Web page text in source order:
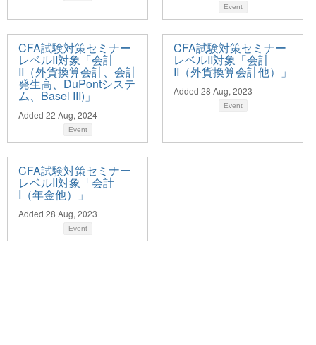
Event
CFA試験対策セミナー
レベルII対象「会計
II（外貨換算会計、会計
発生高、DuPontシステ
ム、Basel III​)」
Added 22 Aug, 2024
Event
CFA試験対策セミナー
レベルII対象「会計
II（外貨換算会計他）」
Added 28 Aug, 2023
Event
CFA試験対策セミナー
レベルII対象「会計
I（年金他）」
Added 28 Aug, 2023
Event